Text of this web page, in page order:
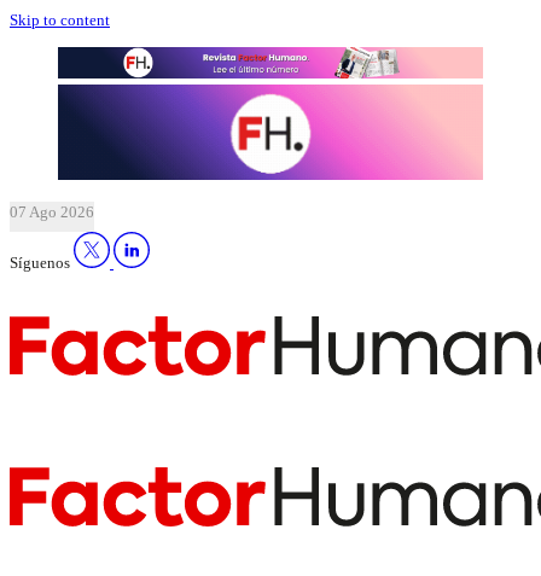
Skip to content
07 Ago 2026
Síguenos